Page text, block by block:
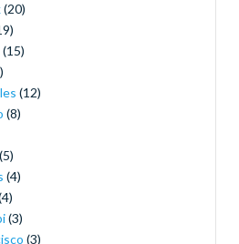
Tickets
Explorer Pass
Diego All-Inclusive Pass
Oscar
Unlimited Ride Pass
Eye
Dubai
Windsor Resort Tickets
(1)
Pass
Tickets
(20)
(15)
(12)
(8)
(5)
(4)
(3)
(3)